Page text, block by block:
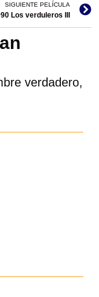
SIGUIENTE PELÍCULA
Los verduleros III
verdadero,